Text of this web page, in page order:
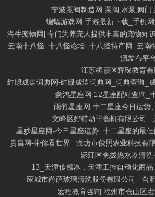
宁波泵阀制造网-泵阀,水泵,阀门
蝙蝠游戏网-手游最新下载_手机
海牛宠物网| 专门为养宠人提供丰富的宠物知识
云南十八怪_十八怪论坛_十八怪特产网_云南
流发布平
江苏栖霞区辉琛教育
红绿成语词典网-红绿成语词典网_词典查询_
豪鸿星座网-12星座配对查询_
雨竹星座网-十二星座今日运势
文峰区好特动平衡机有限公司
星妙星座网-今日星座运势_十二星座的最
贵昌网-带你看世界
潍坊市俊照农业科技有
涵江区免拨热水器清洗
13_天津传感器，天津工控自动化商
应城市尚萨玻璃清洗股份有限公司
合
宏程教育咨询-福州市仓山区